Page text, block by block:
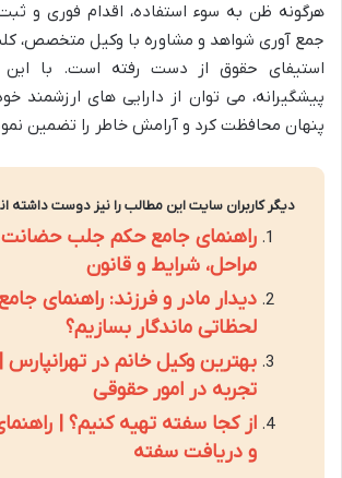
هرگونه ظن به سوء استفاده، اقدام فوری و
جمع آوری شواهد و مشاوره با وکیل متخصص،
استیفای حقوق از دست رفته است. با این
پیشگیرانه، می توان از دارایی های ارزشمند
پنهان محافظت کرد و آرامش خاطر را تضمین
دیگر کاربران سایت این مطالب را نیز دوست داشته
راهنمای جامع حکم جلب حضانت
مراحل، شرایط و قانون
دیدار مادر و فرزند: راهنمای
لحظاتی ماندگار بسازیم؟
بهترین وکیل خانم در
تجربه در امور حقوقی
از کجا سفته تهیه کنیم؟ |
و دریافت سفته